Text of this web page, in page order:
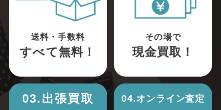
送料・手数料
すべて無料！
その場で
現金買取！
03.出張買取 04.オンライン査定